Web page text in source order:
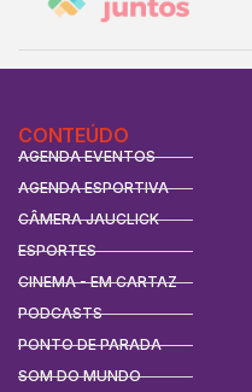
CONTEÚDO
AGENDA EVENTOS
AGENDA ESPORTIVA
CÂMERA JAUCLICK
ESPORTES
CINEMA - EM CARTAZ
PODCASTS
PONTO DE PARADA
SOM DO MUNDO